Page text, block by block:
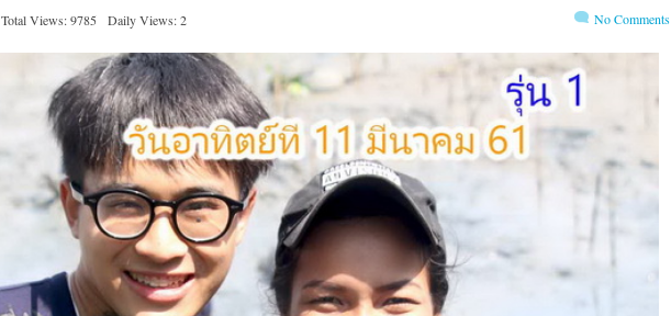
Total Views: 9785 Daily Views: 2 No Comments